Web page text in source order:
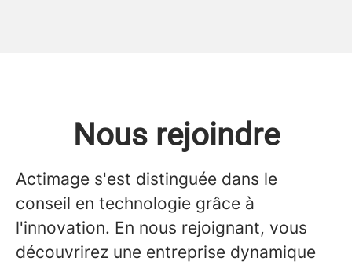
Nous rejoindre
Actimage s'est distinguée dans le
conseil en technologie grâce à
l'innovation. En nous rejoignant, vous
découvrirez une entreprise dynamique